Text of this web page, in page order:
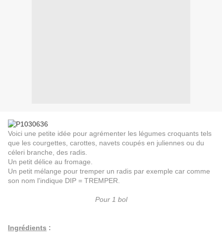
Voici une petite idée pour agrémenter les légumes croquants tels
que les courgettes, carottes, navets coupés en juliennes ou du
céleri branche, des radis.
Un petit délice au fromage.
Un petit mélange pour tremper un radis par exemple car comme
son nom l'indique DIP = TREMPER.
Pour 1 bol
Ingrédients :